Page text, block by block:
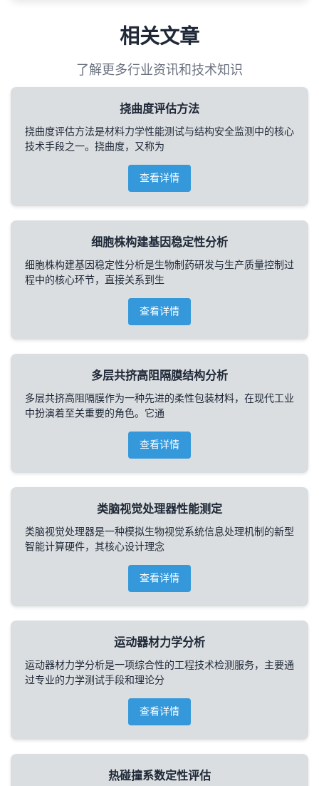
相关文章
了解更多行业资讯和技术知识
挠曲度评估方法
挠曲度评估方法是材料力学性能测试与结构安全监测中的核心
技术手段之一。挠曲度，又称为
查看详情
细胞株构建基因稳定性分析
细胞株构建基因稳定性分析是生物制药研发与生产质量控制过
程中的核心环节，直接关系到生
查看详情
多层共挤高阻隔膜结构分析
多层共挤高阻隔膜作为一种先进的柔性包装材料，在现代工业
中扮演着至关重要的角色。它通
查看详情
类脑视觉处理器性能测定
类脑视觉处理器是一种模拟生物视觉系统信息处理机制的新型
智能计算硬件，其核心设计理念
查看详情
运动器材力学分析
运动器材力学分析是一项综合性的工程技术检测服务，主要通
过专业的力学测试手段和理论分
查看详情
热碰撞系数定性评估